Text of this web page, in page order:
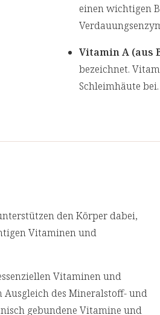
einen wichtigen
Vitamin A (aus
bezeichnet.
Schleimhäute bei.
[13,14,15]
[2] Magnesium trägt
den Körper dabei,
Vitaminen und
Vitaminen und
Ausgleich des Mineralstoff- und
gebundene Vitamine und